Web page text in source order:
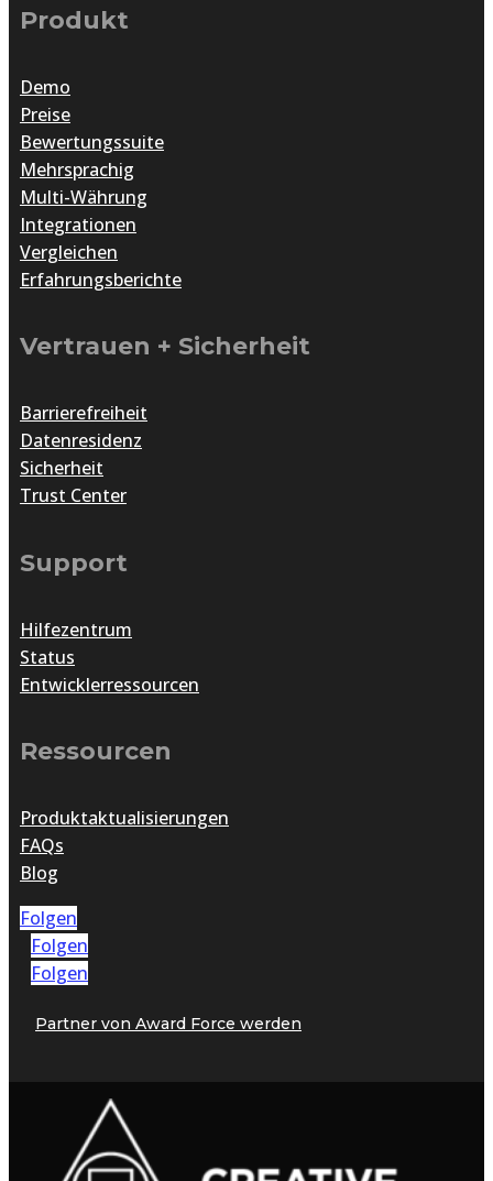
Produkt
Demo
Preise
Bewertungssuite
Mehrsprachig
Multi-Währung
Integrationen
Vergleichen
Erfahrungsberichte
Vertrauen + Sicherheit
Barrierefreiheit
Datenresidenz
Sicherheit
Trust Center
Support
Hilfezentrum
Status
Entwicklerressourcen
Ressourcen
Produktaktualisierungen
FAQs
Blog
Folgen
Folgen
Folgen
Partner von Award Force werden